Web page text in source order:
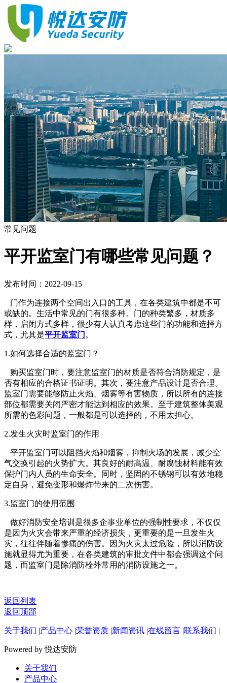
常见问题
平开监室门有哪些常见问题？
发布时间：2022-09-15
门作为连接两个空间出入口的工具，在各类建筑中都是不可
或缺的。生活中常见的门有很多种。门的种类繁多，材质多
样，启闭方式多样，很少有人认真考虑这些门的功能和选择方
式，尤其是平开监室门 。
1.如何选择合适的监室门？
购买监室门时，要注意监室门的材质是否符合消防规定，是
否有相应的合格证书证明。其次，要注意产品设计是否合理。
监室门需要能够防止火焰、烟雾等有害物质，所以所有的连接
部位都需要关闭严密才能达到相应的效果。至于建筑整体美观
所需的色彩问题，一般都是可以选择的，不用太担心。
2.发生火灾时监室门的作用
平开监室门可以阻挡火焰和烟雾，抑制火场的发展，减少空
气交换引起的火势扩大。其良好的耐高温、耐腐蚀材料能有效
保护门内人员的生命安全。同时，坚固的不锈钢可以有效地稳
定自身，避免变形和爆炸带来的二次伤害。
3.监室门的使用范围
做好消防安全培训是很多企事业单位的强制性要求，不仅仅
是因为火灾会带来严重的经济损失，更重要的是一旦发生火
灾，往往伴随着惨痛的伤害。因为火灾太过危险，所以消防设
施就显得尤为重要，在各类建筑的审批文件中都会强调这个问
题，而监室门是除消防栓外常用的消防设施之一。
返回列表
返回顶部
关于我们 |产品中心 |荣誉资质 |新闻资讯 |在线留言 |联系我们 |
Powered by 悦达安防
关于我们
产品中心